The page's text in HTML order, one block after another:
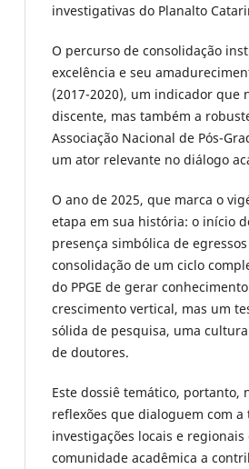
investigativas do Planalto
O percurso de consolidação
excelência e seu
(2017-2020), um indicador que
discente, mas também a
Associação Nacional de Pós-
um ator relevante no diálogo
O ano de 2025, que marca o
etapa em sua história: o início
presença simbólica de
consolidação de um ciclo
do PPGE de gerar
crescimento vertical, mas um
sólida de pesquisa, uma
de doutores.
Este dossiê temático, portanto,
reflexões que dialoguem com a
investigações locais e
comunidade acadêmica a